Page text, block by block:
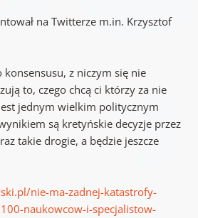
na Twitterze m.in. Krzysztof
konsensusu, z niczym się nie
to, czego chcą ci którzy za nie
jednym wielkim politycznym
są kretyńskie decyzje przez
takie drogie, a będzie jeszcze
nie-ma-zadnej-katastrofy-
naukowcow-i-specjalistow-